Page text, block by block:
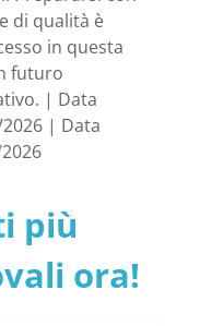
di qualità è
in questa
futuro
| Data
| Data
più
ora!